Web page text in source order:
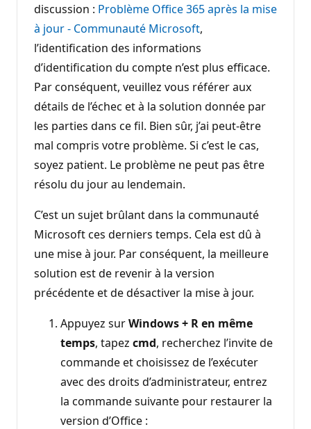
discussion : Problème Office 365 après la mise
à jour - Communauté Microsoft,
l’identification des informations
d’identification du compte n’est plus efficace.
Par conséquent, veuillez vous référer aux
détails de l’échec et à la solution donnée par
les parties dans ce fil. Bien sûr, j’ai peut-être
mal compris votre problème. Si c’est le cas,
soyez patient. Le problème ne peut pas être
résolu du jour au lendemain.
C’est un sujet brûlant dans la communauté
Microsoft ces derniers temps. Cela est dû à
une mise à jour. Par conséquent, la meilleure
solution est de revenir à la version
précédente et de désactiver la mise à jour.
Appuyez surWindows + R en même
temps, tapez cmd, recherchez l’invite de
commande et choisissez de l’exécuter
avec des droits d’administrateur, entrez
la commande suivante pour restaurer la
version d’Office :